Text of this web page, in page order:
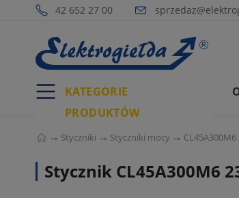
42 652 27 00
KATEGORIE
PRODUKTÓW
Styczniki Styczniki mocy
Stycznik CL45A300M6